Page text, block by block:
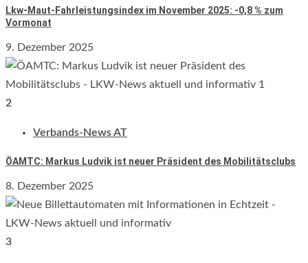
Lkw-Maut-Fahrleistungsindex im November 2025: -0,8 % zum
Vormonat
9. Dezember 2025
2
Verbands-News AT
ÖAMTC: Markus Ludvik ist neuer Präsident des Mobilitätsclubs
8. Dezember 2025
3